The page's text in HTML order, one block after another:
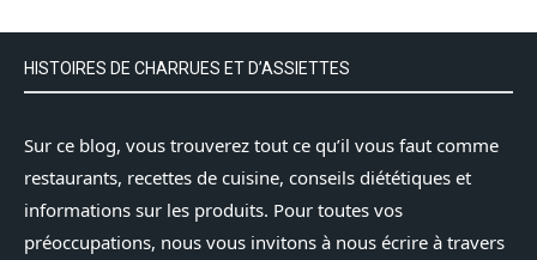
HISTOIRES DE CHARRUES ET D’ASSIETTES
Sur ce blog, vous trouverez tout ce qu’il vous faut comme
restaurants, recettes de cuisine, conseils diététiques et
informations sur les produits. Pour toutes vos
préoccupations, nous vous invitons à nous écrire à travers